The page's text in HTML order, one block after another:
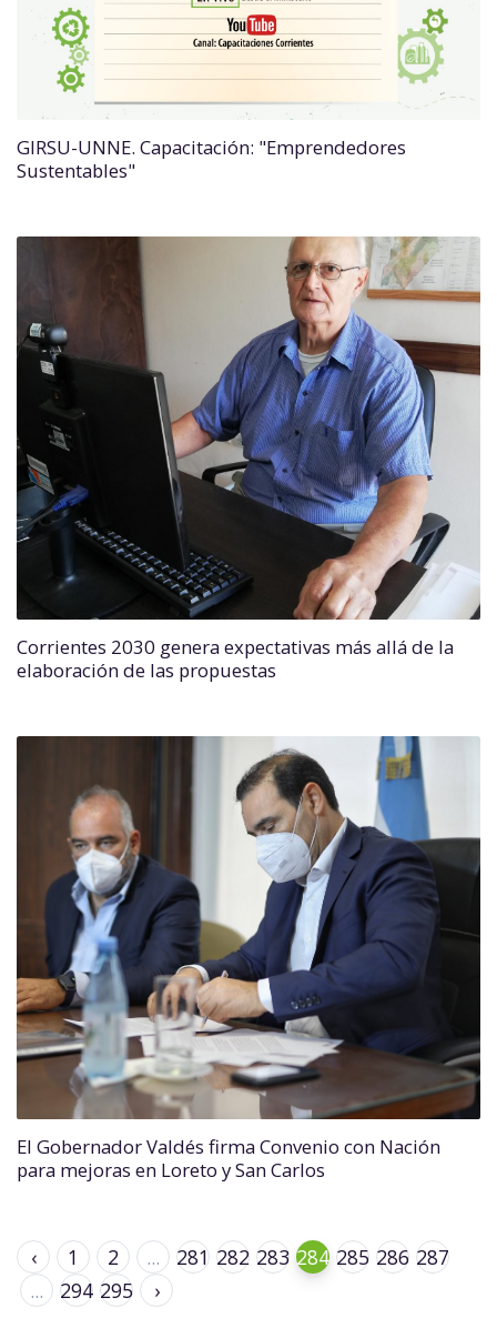
GIRSU-UNNE. Capacitación: "Emprendedores
Sustentables"
Corrientes 2030 genera expectativas más allá de la
elaboración de las propuestas
El Gobernador Valdés firma Convenio con Nación
para mejoras en Loreto y San Carlos
‹ 1 2 ... 281 282 283 284 285 286 287
...
294 295 ›